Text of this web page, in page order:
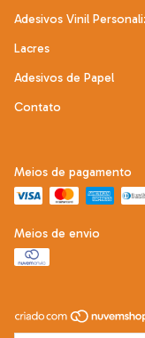
Adesivos Vinil
Lacres
Adesivos de Papel
Contato
Meios de pagamento
Meios de envio